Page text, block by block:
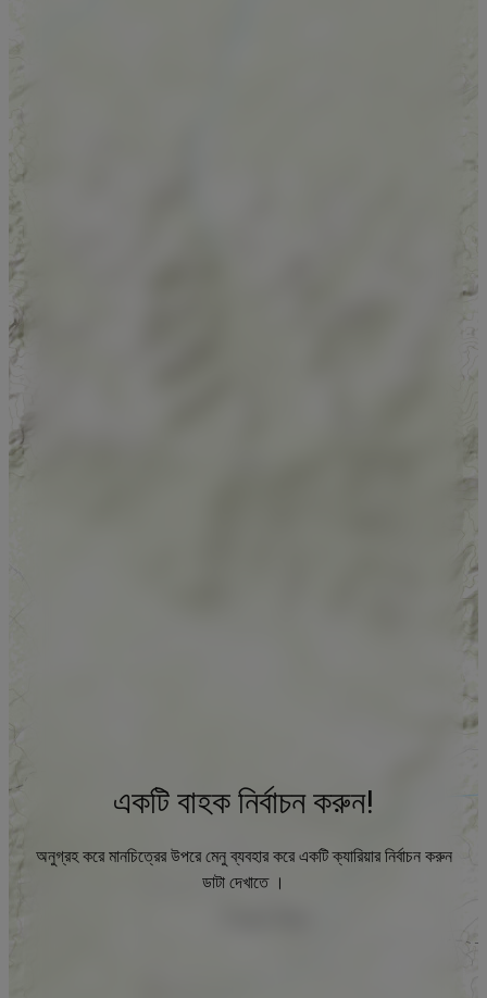
একটি বাহক নির্বাচন করুন!
অনুগ্রহ করে মানচিত্রের উপরে মেনু ব্যবহার করে একটি ক্যারিয়ার নির্বাচন করুন
ডাটা দেখাতে ।